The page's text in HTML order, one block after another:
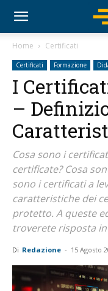
Home Certificati
Certificati Formazione
I
–
Cosa sono i
certificate? Cosa
sono i certificati a
caratteristiche dei
protetto. A queste
troverete risposta
Di Redazione - 15 Agosto